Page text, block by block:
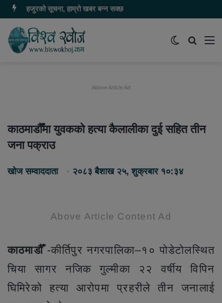
हजुरको सूचना, हाम्रो खबर बन्न सक्छ
समाचार
Switch
Above Article Ad
काठमाडौँमा युवकको हत्या कैलालीका दुई सहित तीन
जना पक्राउ
खोज सम्वाददाता २०८३ बैशाख २५, शुक्रबार १०:३४
Above Article Content Ad
काठमाडौँ-कीर्तिपुर नगरपालिका–१० पोडेटोलस्थित
चिया सागर नजिक गुल्मीका २२ वर्षीय विपिन
घिमिरेको हत्या आरोपमा प्रहरीले तीन जनालाई